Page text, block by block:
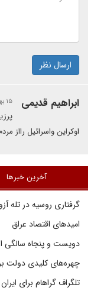
ارسال نظر
ابراهیم قدیمی ۱۵ بهمن ۱۴۰۳ | ۰۸:۲۹
اوکراین واسرائیل رااز
آخرین خبرها
گرفتاری روسیه در تله
امیدهای اقتصاد عراق
دویست و پنجاه سالگی
چهره‌های کلیدی دولت
تلگراف گراهام برای ایران